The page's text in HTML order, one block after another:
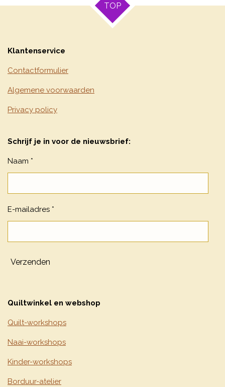
TOP
Klantenservice
Contactformulier
Algemene voorwaarden
Privacy policy
Schrijf je in voor de nieuwsbrief:
Naam *
E-mailadres *
Verzenden
Quiltwinkel en webshop
Quilt-workshops
Naai-workshops
Kinder-workshops
Borduur-atelier